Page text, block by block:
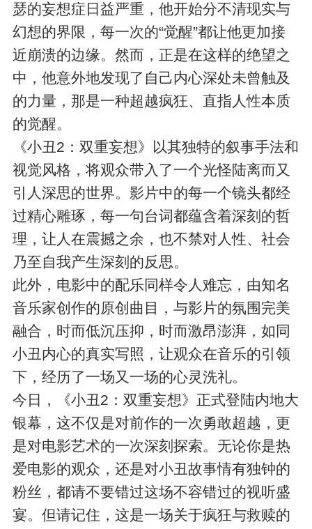
瑟的妄想症日益严重，他开始分不清现实与
幻想的界限，每一次的“觉醒”都让他更加接
近崩溃的边缘。然而，正是在这样的绝望之
中，他意外地发现了自己内心深处未曾触及
的力量，那是一种超越疯狂、直指人性本质
的觉醒。
《小丑2：双重妄想》以其独特的叙事手法和
视觉风格，将观众带入了一个光怪陆离而又
引人深思的世界。影片中的每一个镜头都经
过精心雕琢，每一句台词都蕴含着深刻的哲
理，让人在震撼之余，也不禁对人性、社会
乃至自我产生深刻的反思。
此外，电影中的配乐同样令人难忘，由知名
音乐家创作的原创曲目，与影片的氛围完美
融合，时而低沉压抑，时而激昂澎湃，如同
小丑内心的真实写照，让观众在音乐的引领
下，经历了一场又一场的心灵洗礼。
今日，《小丑2：双重妄想》正式登陆内地大
银幕，这不仅是对前作的一次勇敢超越，更
是对电影艺术的一次深刻探索。无论你是热
爱电影的观众，还是对小丑故事情有独钟的
粉丝，都请不要错过这场不容错过的视听盛
宴。但请记住，这是一场关于疯狂与救赎的